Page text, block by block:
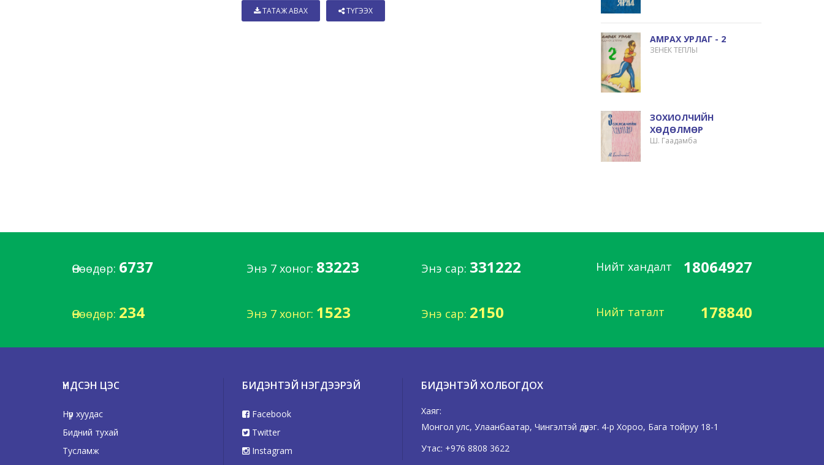
ТАТАЖ АВАХ ТҮГЭЭХ
АМРАХ УРЛАГ - 2
ЗЕНЕК ТЕПЛЫ
ЗОХИОЛЧИЙН
ХӨДӨЛМӨР
Ш. Гаадамба
Өнөөдөр: 6737 Энэ 7 хоног: 83223 Энэ сар: 331222 Нийт хандалт 18064927
Өнөөдөр: 234 Энэ 7 хоног: 1523 Энэ сар: 2150 Нийт таталт 178840
ҮНДСЭН ЦЭС
Нүүр хуудас
Бидний тухай
Тусламж
БИДЭНТЭЙ НЭГДЭЭРЭЙ
Facebook
Twitter
Instagram
БИДЭНТЭЙ ХОЛБОГДОХ
Хаяг:
Монгол улс, Улаанбаатар, Чингэлтэй дүүрэг. 4-р Хороо, Бага тойруу 18-1
Утас: +976 8808 3622